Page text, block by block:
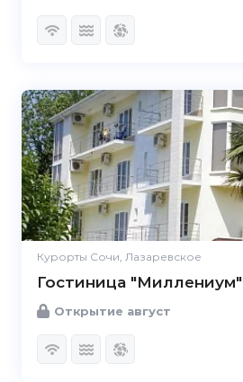
Курорты Сочи, Лазаревское
Гостиница "Миллениум"
Открытие август